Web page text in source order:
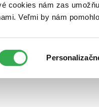
cookies nám zas
Veľmi by nám